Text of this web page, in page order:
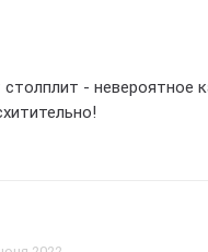
- невероятное